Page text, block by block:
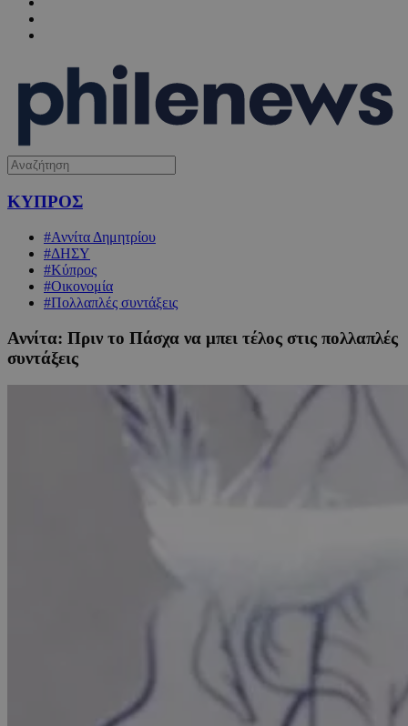
ΚΥΠΡΟΣ
#Αννίτα Δημητρίου
#ΔΗΣΥ
#Κύπρος
#Οικονομία
#Πολλαπλές συντάξεις
Αννίτα: Πριν το Πάσχα να μπει τέλος στις πολλαπλές
συντάξεις